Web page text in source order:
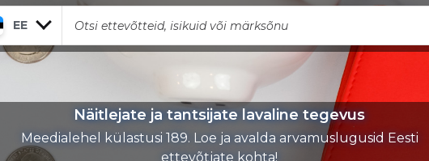
EE
Näitlejate ja tantsijate lavaline tegevus
Meedialehel külastusi 189. Loe ja avalda arvamuslugusid Eesti
ettevõtjate kohta!